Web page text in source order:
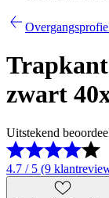
zwart
Uitstekend
4.7 / 5 (9